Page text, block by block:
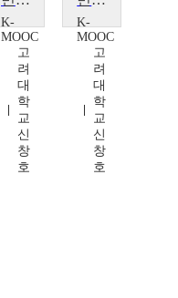
K-
MOOC
고
려
대
학
교
신
창
호
K-
MOOC
고
려
대
학
교
신
창
호